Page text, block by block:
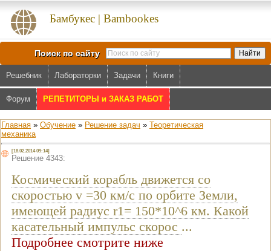
Бамбукес | Bambookes
Поиск по сайту
Решебник Лабораторки Задачи Книги
Форум РЕПЕТИТОРЫ и ЗАКАЗ РАБОТ
Главная » Обучение » Решение задач » Теоретическая
механика
[18.02.2014 09:14]
Решение 4343:
Космический корабль движется со
скоростью v =30 км/с по орбите Земли,
имеющей радиус r1= 150*10^6 км. Какой
касательный импульс скорос ...
Подробнее смотрите ниже